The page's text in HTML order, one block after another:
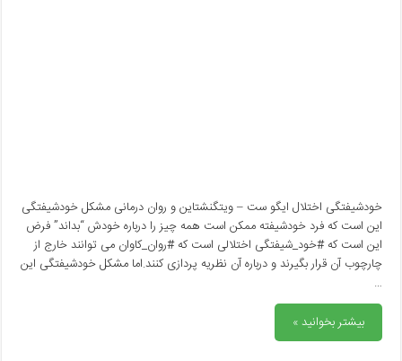
خودشیفتگی اختلال ایگو ست – ویتگنشتاین و روان درمانی مشکل خودشیفتگی
این است که فرد خودشیفته ممکن است همه چیز را درباره خودش “بداند” فرض
این است که #خود_شیفتگی اختلالی است که #روان_کاوان می توانند خارج از
چارچوب آن قرار بگیرند و درباره آن نظریه پردازی کنند.اما مشکل خودشیفتگی این
…
بیشتر بخوانید »